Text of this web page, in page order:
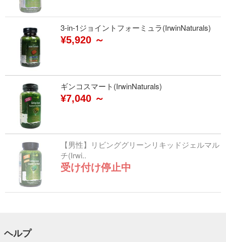
3-in-1ジョイントフォーミュラ(IrwinNaturals)
¥5,920 ～
ギンコスマート(IrwinNaturals)
¥7,040 ～
【男性】リビンググリーンリキッドジェルマル
チ(Irwi..
受け付け停止中
ヘルプ